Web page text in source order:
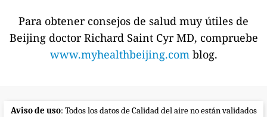
Para obtener consejos de salud muy útiles de
Beijing doctor Richard Saint Cyr MD, compruebe
www.myhealthbeijing.com blog.
Aviso de uso: Todos los datos de Calidad del aire no están validados